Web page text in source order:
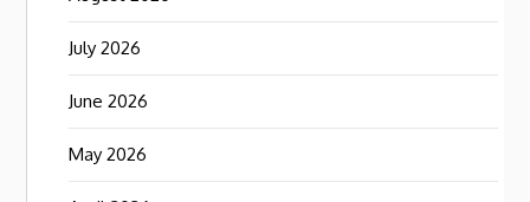
July 2026
June 2026
May 2026